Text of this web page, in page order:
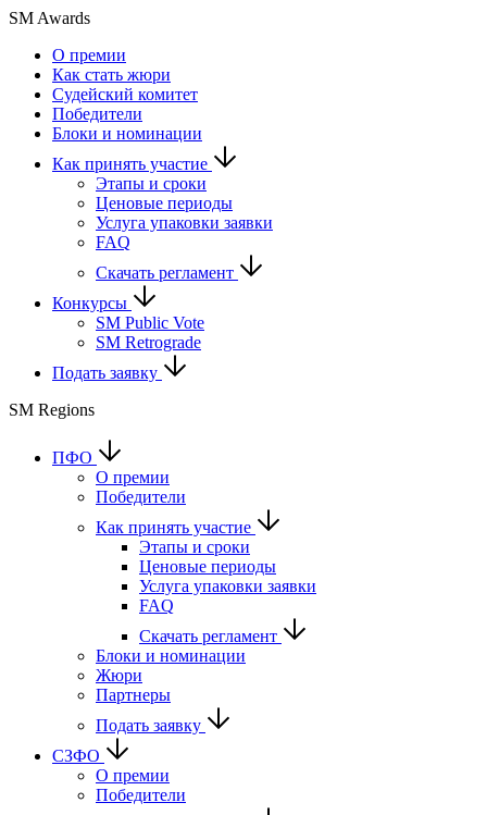
SM Awards
О премии
Как стать жюри
Судейский комитет
Победители
Блоки и номинации
Как принять участие
Этапы и сроки
Ценовые периоды
Услуга упаковки заявки
FAQ
Скачать регламент
Конкурсы
SM Public Vote
SM Retrograde
Подать заявку
SM Regions
ПФО
О премии
Победители
Как принять участие
Этапы и сроки
Ценовые периоды
Услуга упаковки заявки
FAQ
Скачать регламент
Блоки и номинации
Жюри
Партнеры
Подать заявку
СЗФО
О премии
Победители